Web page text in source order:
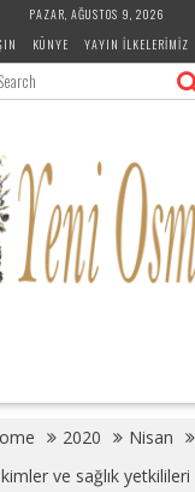
PAZAR, AĞUSTOS 9, 2026
KÜNYE YAYIN İLKELERIMIZ
2020 Nisan
ve sağlık